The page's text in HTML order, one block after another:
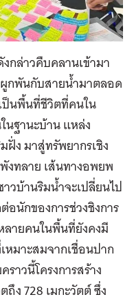
กล่าวคืบคลานเข้ามา
กพันกับสายน้ำมาตลอด
ป็นพื้นที่ชีวิตที่คนใน
นฐานะบ้าน แหล่ง
ง มาสู่ทรัพยากรเชิง
งทลาย เส้นทางอพยพ
วบ้านริมน้ำจะเปลี่ยนไป
นักของการช่วงชิงการ
ายคนในพื้นที่ยังคงมี
หมาะสมจากเชื่อนปาก
าวนี้โครงการสร้าง
ง 728 เมกะวัตต์ ซึ่ง